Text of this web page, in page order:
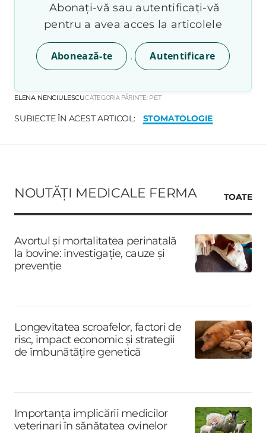
Abonați-vă sau autentificați-vă
pentru a avea acces la articolele
Abonează-te . Autentificare
ELENA NENCIULESCUCATEGORIA PĂRINTE: PET
SUBIECTE ÎN ACEST ARTICOL: STOMATOLOGIE
NOUTĂȚI MEDICALE FERMA TOATE
Avortul și mortalitatea perinatală
la bovine: investigație, cauze și
prevenție
Longevitatea scroafelor, factori de
risc, impact economic și strategii
de îmbunătățire genetică
Importanța implicării medicilor
veterinari în sănătatea ovinelor